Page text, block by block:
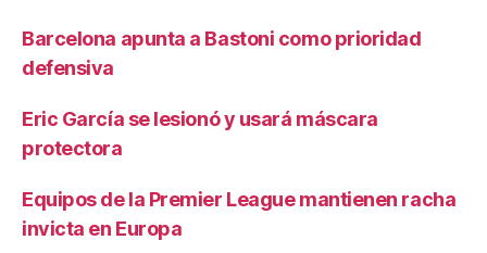
Barcelona apunta a Bastoni como prioridad
defensiva
Eric García se lesionó y usará máscara
protectora
Equipos de la Premier League mantienen racha
invicta en Europa